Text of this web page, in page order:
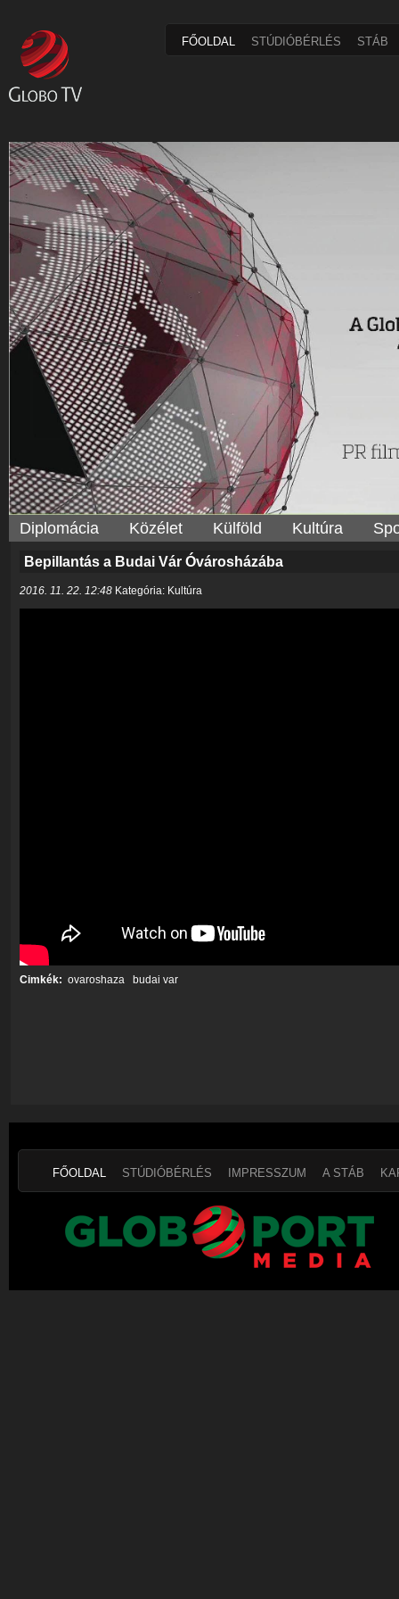
FŐOLDAL STÚDIÓBÉRLÉS STÁB
Diplomácia Közélet Külföld Kultúra
Bepillantás a Budai Vár Óvárosházába
2016. 11. 22. 12:48 Kategória: Kultúra
Cimkék: ovaroshaza budai var
FŐOLDAL STÚDIÓBÉRLÉS IMPRESSZUM A STÁB